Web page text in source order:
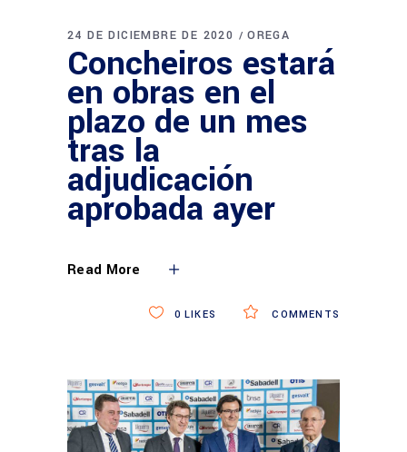
24 DE DICIEMBRE DE 2020 OREGA
Concheiros estará
en obras en el
plazo de un mes
tras la
adjudicación
aprobada ayer
Read More
COMMENTS
0 LIKES